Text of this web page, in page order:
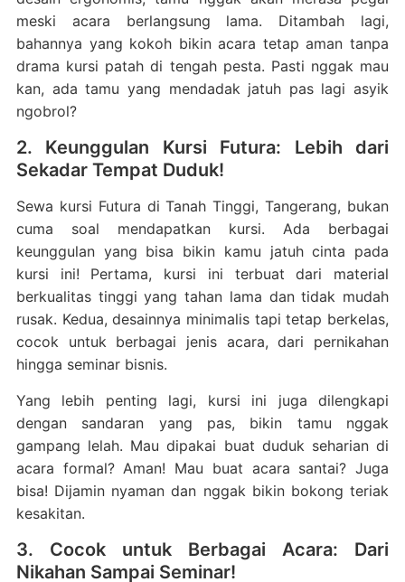
meski acara berlangsung lama. Ditambah lagi,
bahannya yang kokoh bikin acara tetap aman tanpa
drama kursi patah di tengah pesta. Pasti nggak mau
kan, ada tamu yang mendadak jatuh pas lagi asyik
ngobrol?
2. Keunggulan Kursi Futura: Lebih dari
Sekadar Tempat Duduk!
Sewa kursi Futura di Tanah Tinggi, Tangerang, bukan
cuma soal mendapatkan kursi. Ada berbagai
keunggulan yang bisa bikin kamu jatuh cinta pada
kursi ini! Pertama, kursi ini terbuat dari material
berkualitas tinggi yang tahan lama dan tidak mudah
rusak. Kedua, desainnya minimalis tapi tetap berkelas,
cocok untuk berbagai jenis acara, dari pernikahan
hingga seminar bisnis.
Yang lebih penting lagi, kursi ini juga dilengkapi
dengan sandaran yang pas, bikin tamu nggak
gampang lelah. Mau dipakai buat duduk seharian di
acara formal? Aman! Mau buat acara santai? Juga
bisa! Dijamin nyaman dan nggak bikin bokong teriak
kesakitan.
3. Cocok untuk Berbagai Acara: Dari
Nikahan Sampai Seminar!